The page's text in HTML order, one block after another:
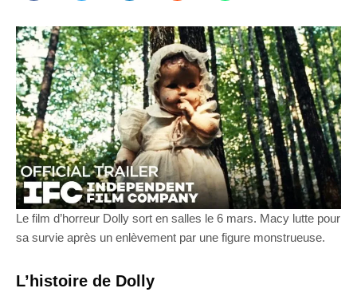
Le film d’horreur Dolly sort en salles le 6 mars. Macy lutte pour
sa survie après un enlèvement par une figure monstrueuse.
L’histoire de Dolly